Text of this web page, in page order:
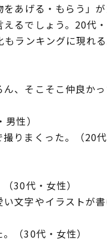
あげる・もらう」
るでしょう。20代
ランキングに現れる
、そこそこ仲良か
性）
りまくった。（20代
30代・女性）
文字やイラストが
（30代・女性）